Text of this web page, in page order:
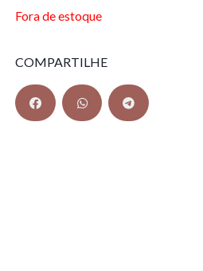
Fora de estoque
COMPARTILHE